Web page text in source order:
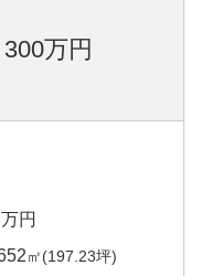
万円
万円
㎡(197.23坪)